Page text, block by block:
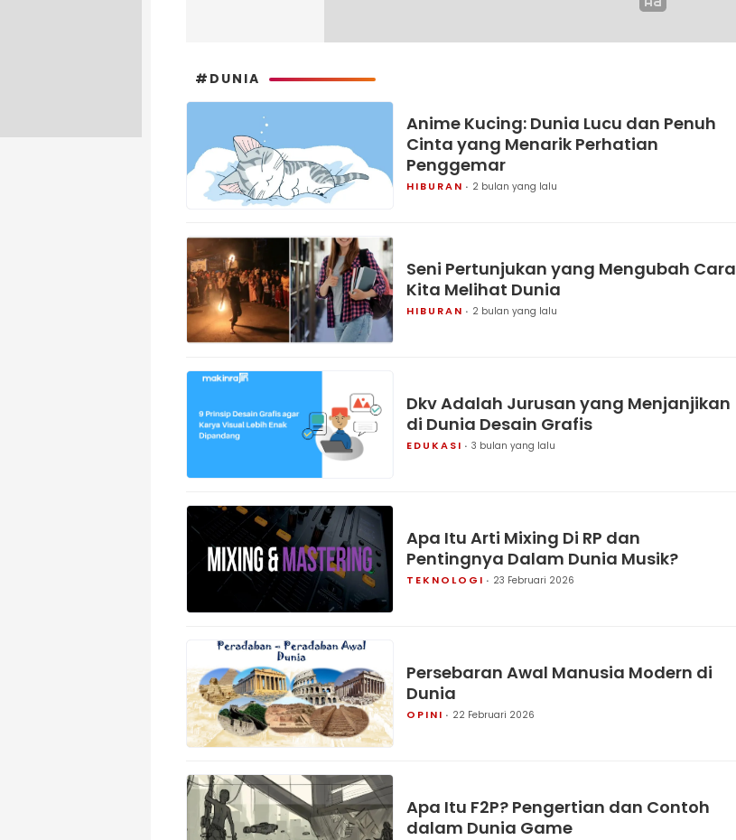
#DUNIA
Anime Kucing: Dunia Lucu dan Penuh
Cinta yang Menarik Perhatian
Penggemar
HIBURAN 2 bulan yang lalu
Seni Pertunjukan yang Mengubah Cara
Kita Melihat Dunia
HIBURAN 2 bulan yang lalu
Dkv Adalah Jurusan yang Menjanjikan
di Dunia Desain Grafis
EDUKASI 3 bulan yang lalu
Apa Itu Arti Mixing Di RP dan
Pentingnya Dalam Dunia Musik?
TEKNOLOGI 23 Februari 2026
Persebaran Awal Manusia Modern di
Dunia
OPINI 22 Februari 2026
Apa Itu F2P? Pengertian dan Contoh
dalam Dunia Game